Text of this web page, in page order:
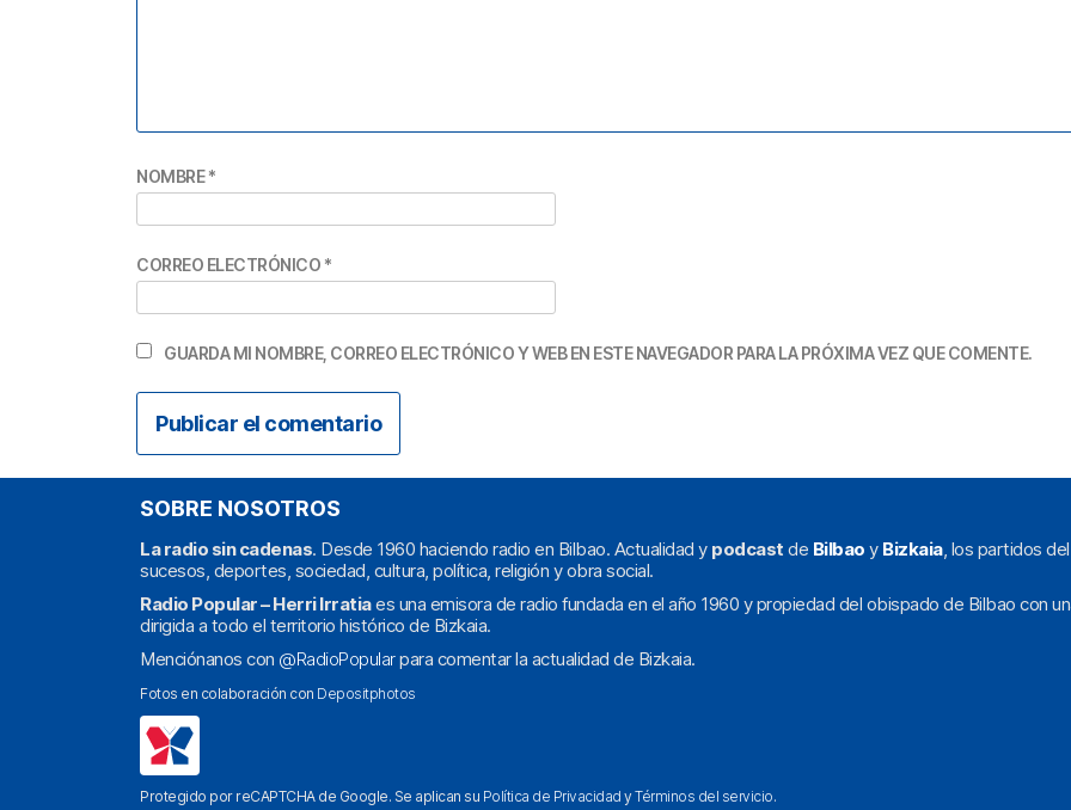
NOMBRE*
CORREO ELECTRÓNICO *
GUARDA MI NOMBRE, CORREO ELECTRÓNICO Y WEB EN ESTE NAVEGADOR PARA LA PRÓXIMA VEZ QUE COMENTE.
SOBRE NOSOTROS
La radio sin cadenas. Desde 1960 haciendo radio en Bilbao. Actualidad y podcast de Bilbao y Bizkaia, los partidos
sucesos, deportes, sociedad, cultura, política, religión y obra social.
Radio Popular – Herri Irratiaes una emisora de radio fundada en el año 1960 y propiedad del obispado de Bilbao con
dirigida a todo el territorio histórico de Bizkaia.
Menciónanos con @RadioPopularpara comentar la actualidad de Bizkaia.
Fotos en colaboración con Depositphotos
Protegido por reCAPTCHA de Google. Se aplican su Política de Privacidad yTérminos del servicio.